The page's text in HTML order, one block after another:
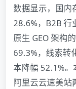
数据显示，国内
28.6%，B2B 行
原生 GEO 架构
69.3%，线索转
本降幅 52.1%。
阿里云云速美站